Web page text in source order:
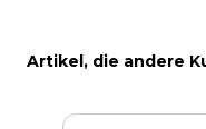
Artikel, die andere